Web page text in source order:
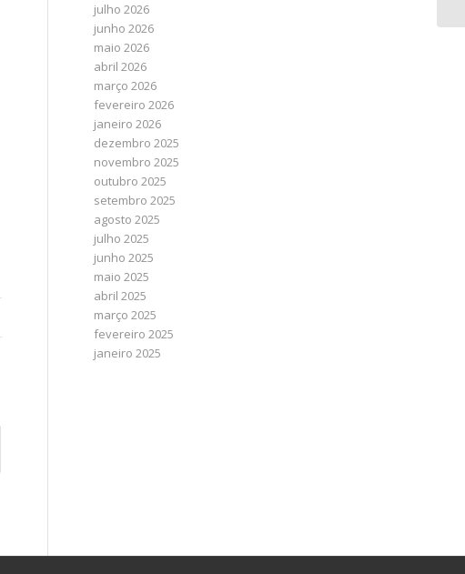
julho 2026
junho 2026
maio 2026
abril 2026
março 2026
fevereiro 2026
janeiro 2026
dezembro 2025
novembro 2025
outubro 2025
setembro 2025
agosto 2025
julho 2025
junho 2025
maio 2025
abril 2025
março 2025
fevereiro 2025
janeiro 2025